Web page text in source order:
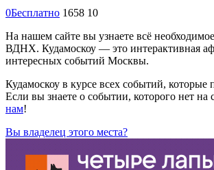
0Бесплатно 1658 10
На нашем сайте вы узнаете всё
ВДНХ. Кудамоскоу — это интерактивная
интересных событий Москвы.
Кудамоскоу в курсе всех событий, которые
Если вы знаете о событии, которого нет на
нам!
Вы владелец этого места?